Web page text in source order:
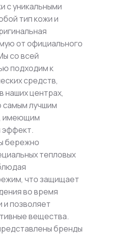
с уникальными
тип кожи и
от официального
со всей
подходим к
средств,
наших центрах,
самым лучшим
имеющим
бережно
тепловых
что защищает
во время
и позволяет
вещества.
бренды